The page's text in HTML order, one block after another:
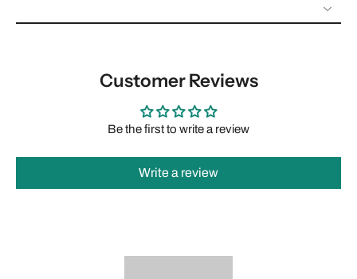
Customer Reviews
Be the first to write a review
Write a review